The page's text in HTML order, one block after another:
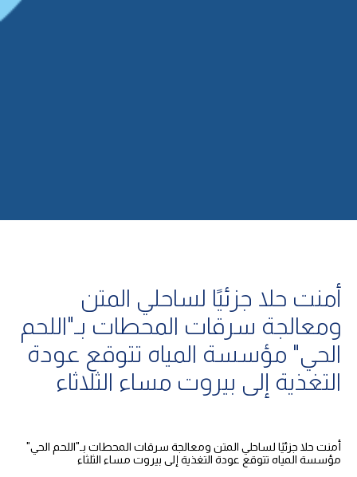
أمنت حلا جزئيًا لساحلي المتن
ومعالجة سرقات المحطات بـ"اللحم
الحي" مؤسسة المياه تتوقع عودة
التغذية إلى بيروت مساء الثلاثاء
أمنت حلا جزئيًا لساحلي المتن ومعالجة سرقات المحطات بـ"اللحم الحي"
مؤسسة المياه تتوقع عودة التغذية إلى بيروت مساء الثلثاء